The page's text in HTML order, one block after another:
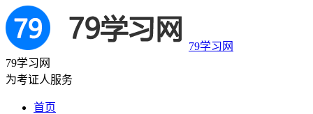
79学习网
79学习网
为考证人服务
首页